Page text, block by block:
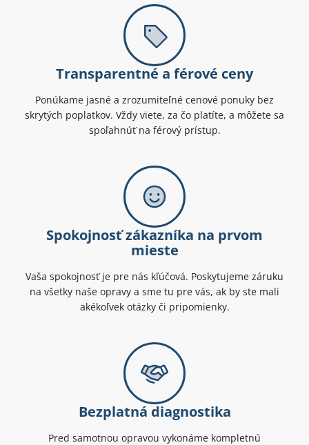
Transparentné a férové ceny
Ponúkame jasné a zrozumiteľné cenové ponuky bez
skrytých poplatkov. Vždy viete, za čo platíte, a môžete sa
spoľahnúť na férový prístup.
Spokojnosť zákazníka na prvom
mieste
Vaša spokojnosť je pre nás kľúčová. Poskytujeme záruku
na všetky naše opravy a sme tu pre vás, ak by ste mali
akékoľvek otázky či pripomienky.
Bezplatná diagnostika
Pred samotnou opravou vykonáme kompletnú